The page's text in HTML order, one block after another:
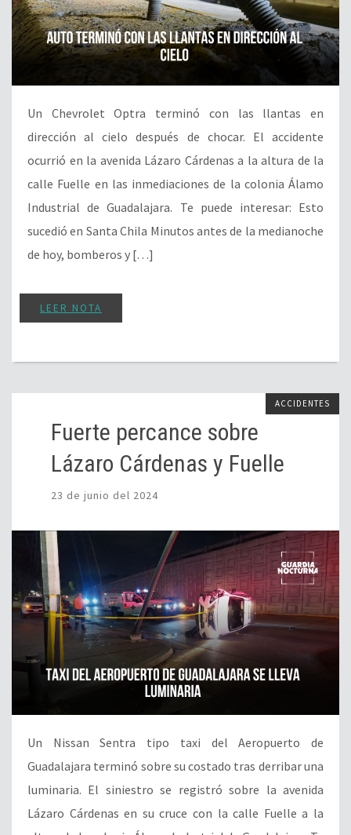
Un Chevrolet Optra terminó con las llantas en
dirección al cielo después de chocar. El accidente
ocurrió en la avenida Lázaro Cárdenas a la altura de la
calle Fuelle en las inmediaciones de la colonia Álamo
Industrial de Guadalajara. Te puede interesar: Esto
sucedió en Santa Chila Minutos antes de la medianoche
de hoy, bomberos y […]
LEER NOTA
ACCIDENTES
Fuerte percance sobre
Lázaro Cárdenas y Fuelle
23 de junio del 2024
Un Nissan Sentra tipo taxi del Aeropuerto de
Guadalajara terminó sobre su costado tras derribar una
luminaria. El siniestro se registró sobre la avenida
Lázaro Cárdenas en su cruce con la calle Fuelle a la